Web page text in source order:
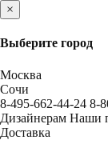
×
Выберите город
Москва
Сочи
8-495-662-44-24 8-
Дизайнерам Наши
Доставка